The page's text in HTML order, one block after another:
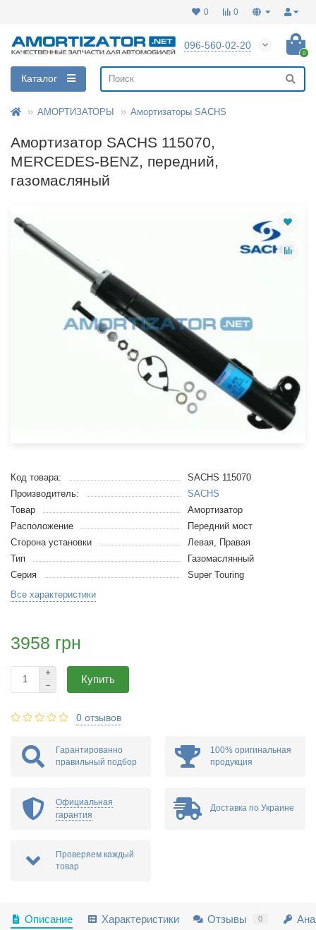
0
0
096-560-02-20
0
Каталог
АМОРТИЗАТОРЫ Амортизаторы SACHS
Амортизатор SACHS 115070,
MERCEDES-BENZ, передний,
газомасляный
Код товара:
SACHS 115070
Производитель:
SACHS
Товар
Амортизатор
Расположение
Передний мост
Сторона установки
Левая, Правая
Тип
Газомаслянный
Серия
Super Touring
Все характеристики
3958 грн
Купить
0 отзывов
Гарантированно
правильный подбор
100% оригинальная
продукция
Официальная
гарантия
Доставка по Украине
Проверяем каждый
товар
Описание Характеристики Отзывы 0